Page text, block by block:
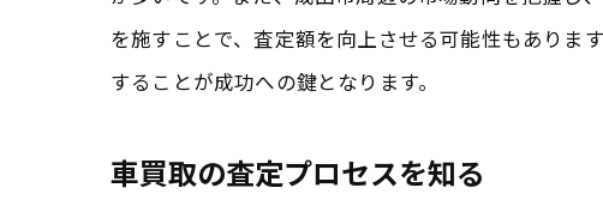
を施すことで、査定額を向上させる可能性もありま
することが成功への鍵となります。
車買取の査定プロセスを知る